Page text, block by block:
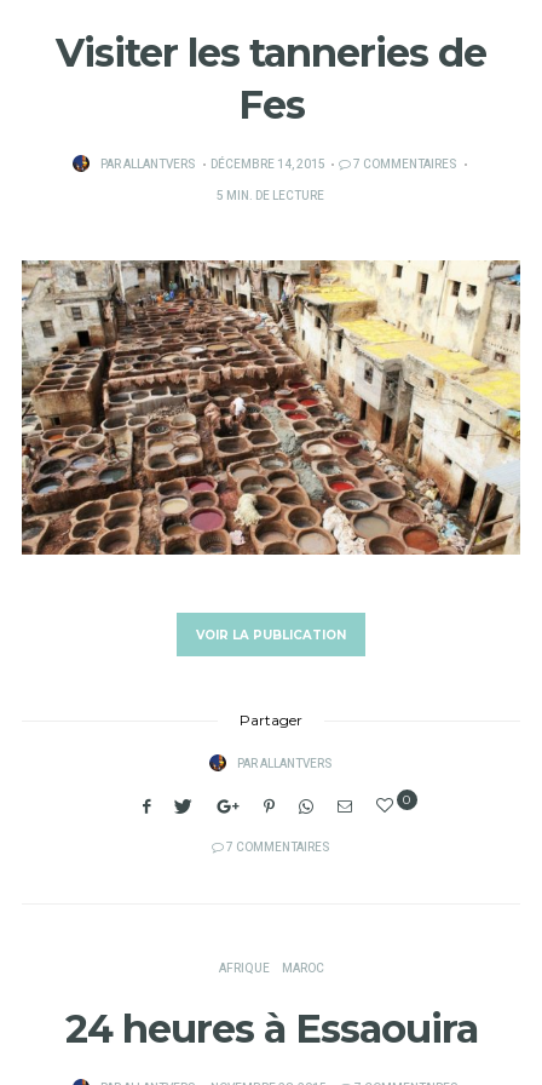
Visiter les tanneries de
Fes
PARALLANTVERS
PUBLIÉ
SUR
DÉCEMBRE 14, 2015
7 COMMENTAIRES
5 MIN. DE LECTURE
VOIR LA PUBLICATION
Partager
PARALLANTVERS
0
7 COMMENTAIRES
AFRIQUE MAROC
24 heures à Essaouira